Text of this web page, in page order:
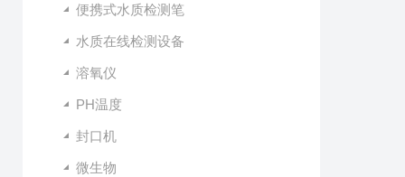
便携式水质检测笔
水质在线检测设备
溶氧仪
PH温度
封口机
微生物